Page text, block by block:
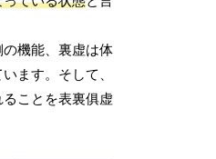
機能、裏虚は体
ます。そして、
ことを表裏俱虚